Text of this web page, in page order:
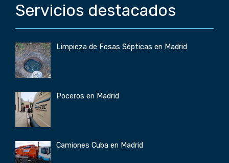
Servicios destacados
Limpieza de Fosas Sépticas en Madrid
Poceros en Madrid
Camiones Cuba en Madrid